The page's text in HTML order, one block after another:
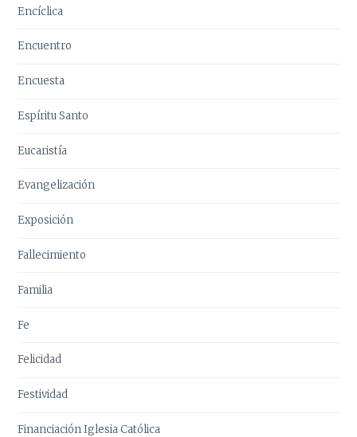
Encíclica
Encuentro
Encuesta
Espíritu Santo
Eucaristía
Evangelización
Exposición
Fallecimiento
Familia
Fe
Felicidad
Festividad
Financiación Iglesia Católica